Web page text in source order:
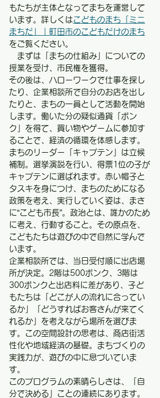
もたちが主体となってまちを運営して
います。詳しくはこどものまち「ミニ
まちだ」｜町田市のこどもだけのまち
をご覧ください。
まずは「まちの仕組み」についての
授業を受け、市民権を獲得。
その後は、ハローワークで仕事を探し
たり、企業相談所で自分のお店を出し
たりと、まちの一員として活動を開始
します。働いた分の疑似通貨「ボン
ク」を得て、買い物やゲームに参加す
ることで、経済の循環を体感します。
まちのリーダー「キャプテン」は立候
補制。選挙演説を行い、得票1位の子が
キャプテンに選ばれます。赤い帽子と
タスキを身につけ、まちのためになる
政策を考え、実行していく姿は、まさ
に“こども市長”。政治とは、誰かのため
に考え、行動すること。その原点を、
こどもたちは遊びの中で自然に学んで
います。
企業相談所では、当日受付順に出店場
所が決定。2階は500ボンク、3階は
300ボンクと出店料に差があり、子ど
もたちは「どこが人の流れに合ってい
るか」「どうすればお客さんが来てく
れるか」を考えながら場所を選びま
す。この空間設計の思考は、商店街活
性化や地域経済の基礎。まちづくりの
実践力が、遊びの中に息づいていま
す。
このプログラムの素晴らしさは、「自
分で決める」ことの連続にあります。